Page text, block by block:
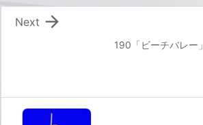
190「ビーチバレー」

Next